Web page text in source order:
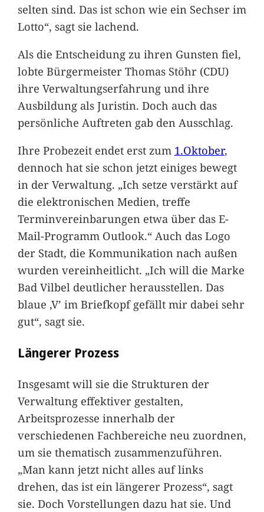
selten sind. Das ist schon wie ein Sechser im
Lotto“, sagt sie lachend.
Als die Entscheidung zu ihren Gunsten fiel,
lobte Bürgermeister Thomas Stöhr (CDU)
ihre Verwaltungserfahrung und ihre
Ausbildung als Juristin. Doch auch das
persönliche Auftreten gab den Ausschlag.
Ihre Probezeit endet erst zum 1.Oktober,
dennoch hat sie schon jetzt einiges bewegt
in der Verwaltung. „Ich setze verstärkt auf
die elektronischen Medien, treffe
Terminvereinbarungen etwa über das E-
Mail-Programm Outlook.“ Auch das Logo
der Stadt, die Kommunikation nach außen
wurden vereinheitlicht. „Ich will die Marke
Bad Vilbel deutlicher herausstellen. Das
blaue ,V’ im Briefkopf gefällt mir dabei sehr
gut“, sagt sie.
Längerer Prozess
Insgesamt will sie die Strukturen der
Verwaltung effektiver gestalten,
Arbeitsprozesse innerhalb der
verschiedenen Fachbereiche neu zuordnen,
um sie thematisch zusammenzuführen.
„Man kann jetzt nicht alles auf links
drehen, das ist ein längerer Prozess“, sagt
sie. Doch Vorstellungen dazu hat sie. Und